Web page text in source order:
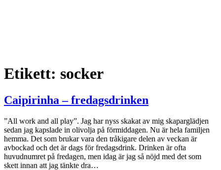
Etikett: socker
Caipirinha – fredagsdrinken
”All work and all play”. Jag har nyss skakat av mig skaparglädjen
sedan jag kapslade in olivolja på förmiddagen. Nu är hela familjen
hemma. Det som brukar vara den tråkigare delen av veckan är
avbockad och det är dags för fredagsdrink. Drinken är ofta
huvudnumret på fredagen, men idag är jag så nöjd med det som
skett innan att jag tänkte dra…